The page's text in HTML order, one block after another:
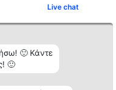
Live chat
🙂 Κάντε
🙂
Επικοινωνία